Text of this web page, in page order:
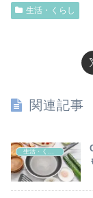
生活・くらし
関連記事
生活・くらし